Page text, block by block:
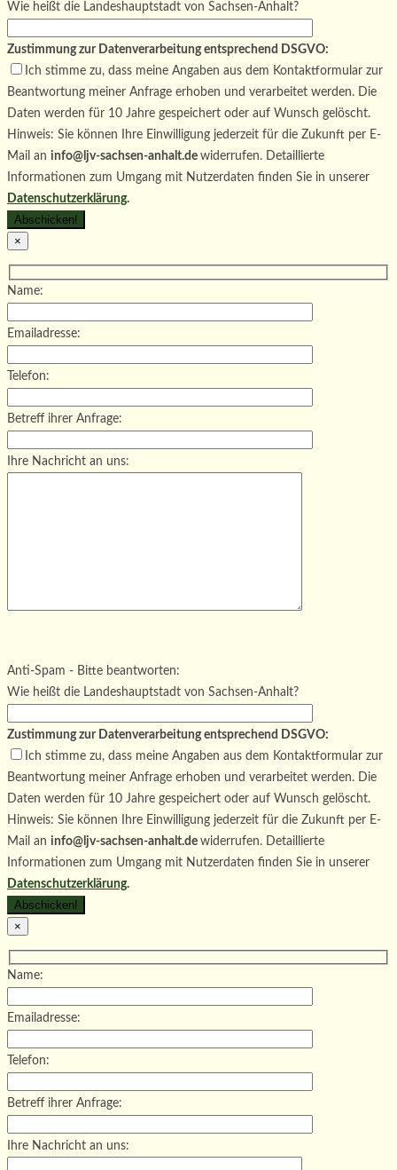
Wie heißt die Landeshauptstadt von Sachsen-Anhalt?
Zustimmung zur Datenverarbeitung entsprechend DSGVO:
Ich stimme zu, dass meine Angaben aus dem Kontaktformular zur
Beantwortung meiner Anfrage erhoben und verarbeitet werden. Die
Daten werden für 10 Jahre gespeichert oder auf Wunsch gelöscht.
Hinweis: Sie können Ihre Einwilligung jederzeit für die Zukunft per E-
Mail an info@ljv-sachsen-anhalt.de widerrufen. Detaillierte
Informationen zum Umgang mit Nutzerdaten finden Sie in unserer
Datenschutzerklärung.
×
Name:
Emailadresse:
Telefon:
Betreff ihrer Anfrage:
Ihre Nachricht an uns:
Bitte lasse dieses Feld leer.
Anti-Spam - Bitte beantworten:
Wie heißt die Landeshauptstadt von Sachsen-Anhalt?
Zustimmung zur Datenverarbeitung entsprechend DSGVO:
Ich stimme zu, dass meine Angaben aus dem Kontaktformular zur
Beantwortung meiner Anfrage erhoben und verarbeitet werden. Die
Daten werden für 10 Jahre gespeichert oder auf Wunsch gelöscht.
Hinweis: Sie können Ihre Einwilligung jederzeit für die Zukunft per E-
Mail an info@ljv-sachsen-anhalt.de widerrufen. Detaillierte
Informationen zum Umgang mit Nutzerdaten finden Sie in unserer
Datenschutzerklärung.
×
Name:
Emailadresse:
Telefon:
Betreff ihrer Anfrage:
Ihre Nachricht an uns: